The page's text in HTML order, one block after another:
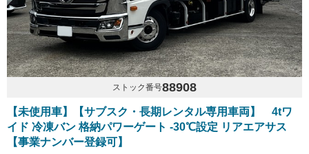
ストック番号88908
【未使用車】【サブスク・長期レンタル専用車両】 4tワ
イド 冷凍バン 格納パワーゲート -30℃設定 リアエアサス
【事業ナンバー登録可】